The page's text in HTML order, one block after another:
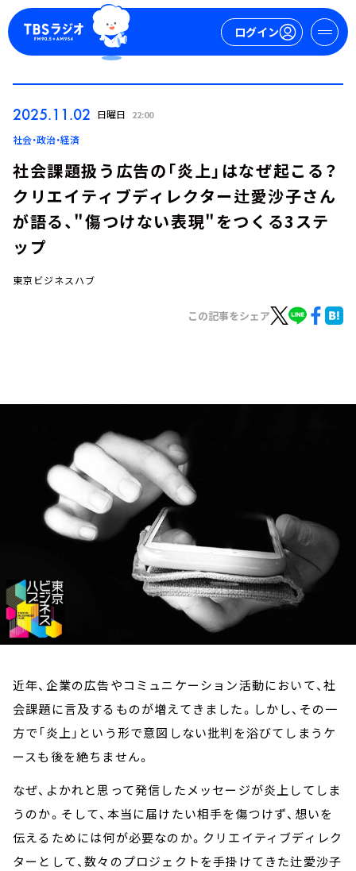
ログイン
今日の番組表
YouTube
2025.11.02 日曜日 22:00
社会・政治・経済
社会課題扱う広告の「炎上」はなぜ起こる？
クリエイティブディレクター辻愛沙子さん
が語る、"傷つけない表現"をつくる3ステ
ップ
東京ビジネスハブ
この記事をシェア
近年、企業の広告やコミュニケーション活動において、社
会課題に言及するものが増えてきました。しかし、その一
方で「炎上」という形で意図しない批判を浴びてしまうケ
ースも後を絶ちません。
なぜ、よかれと思って発信したメッセージが炎上してしま
うのか。そして、本当に届けたい相手を傷つけず、想いを
伝えるためには何が必要なのか。クリエイティブディレク
ターとして、数々のプロジェクトを手掛けてきた辻愛沙子